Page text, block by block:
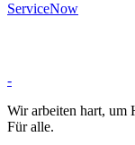
ServiceNow
-
Wir arbeiten hart, um
Für alle.